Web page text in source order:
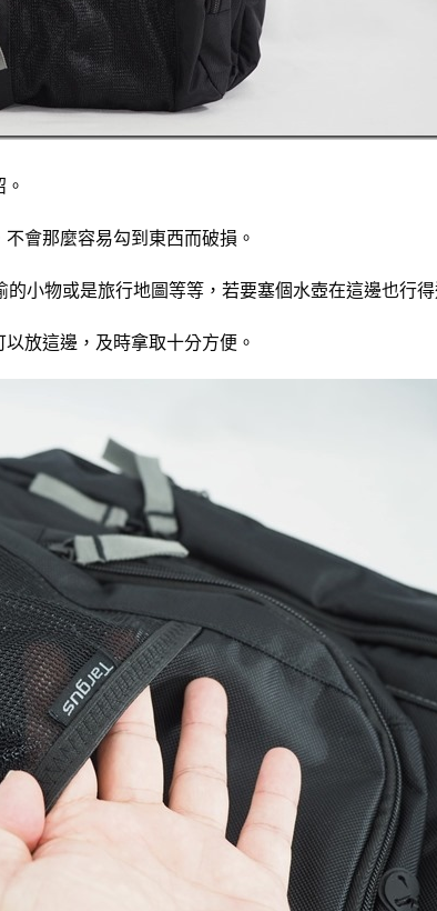
會那麼容易勾到東西而破損。
小物或是旅行地圖等等，若要塞個水壺在這邊也行得
放這邊，及時拿取十分方便。